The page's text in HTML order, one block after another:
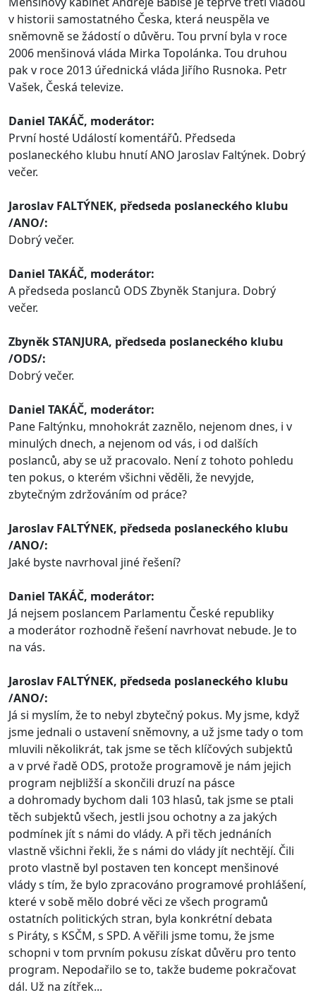
v historii samostatného Česka, která neuspěla ve
sněmovně se žádostí o důvěru. Tou první byla v roce
2006 menšinová vláda Mirka Topolánka. Tou druhou
pak v roce 2013 úřednická vláda Jiřího Rusnoka. Petr
Vašek, Česká televize.
Daniel TAKÁČ, moderátor:
První hosté Událostí komentářů. Předseda
poslaneckého klubu hnutí ANO Jaroslav Faltýnek. Dobrý
večer.
Jaroslav FALTÝNEK, předseda poslaneckého klubu
/ANO/:
Dobrý večer.
Daniel TAKÁČ, moderátor:
A předseda poslanců ODS Zbyněk Stanjura. Dobrý
večer.
Zbyněk STANJURA, předseda poslaneckého klubu
/ODS/:
Dobrý večer.
Daniel TAKÁČ, moderátor:
Pane Faltýnku, mnohokrát zaznělo, nejenom dnes, i v
minulých dnech, a nejenom od vás, i od dalších
poslanců, aby se už pracovalo. Není z tohoto pohledu
ten pokus, o kterém všichni věděli, že nevyjde,
zbytečným zdržováním od práce?
Jaroslav FALTÝNEK, předseda poslaneckého klubu
/ANO/:
Jaké byste navrhoval jiné řešení?
Daniel TAKÁČ, moderátor:
Já nejsem poslancem Parlamentu České republiky
a moderátor rozhodně řešení navrhovat nebude. Je to
na vás.
Jaroslav FALTÝNEK, předseda poslaneckého klubu
/ANO/:
Já si myslím, že to nebyl zbytečný pokus. My jsme, když
jsme jednali o ustavení sněmovny, a už jsme tady o tom
mluvili několikrát, tak jsme se těch klíčových subjektů
a v prvé řadě ODS, protože programově je nám jejich
program nejbližší a skončili druzí na pásce
a dohromady bychom dali 103 hlasů, tak jsme se ptali
těch subjektů všech, jestli jsou ochotny a za jakých
podmínek jít s námi do vlády. A při těch jednáních
vlastně všichni řekli, že s námi do vlády jít nechtějí. Čili
proto vlastně byl postaven ten koncept menšinové
vlády s tím, že bylo zpracováno programové prohlášení,
které v sobě mělo dobré věci ze všech programů
ostatních politických stran, byla konkrétní debata
s Piráty, s KSČM, s SPD. A věřili jsme tomu, že jsme
schopni v tom prvním pokusu získat důvěru pro tento
program. Nepodařilo se to, takže budeme pokračovat
dál. Už na zítřek...